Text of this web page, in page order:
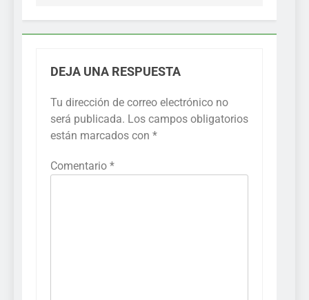
DEJA UNA RESPUESTA
Tu dirección de correo electrónico no
será publicada. Los campos obligatorios
están marcados con *
Comentario *